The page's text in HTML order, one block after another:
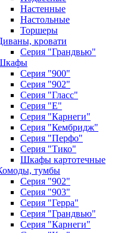
Настенные
Настольные
Торшеры
кровати
Серия "Грандвью"
Серия "900"
Серия "902"
Серия "Гласс"
Серия "Е"
Серия "Карнеги"
Серия "Кембридж"
Серия "Перфо"
Серия "Тико"
Шкафы картотечные
тумбы
Серия "902"
Серия "903"
Серия "Герра"
Серия "Грандвью"
Серия "Карнеги"